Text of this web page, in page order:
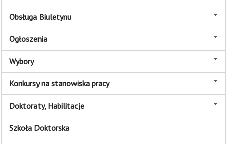
Obsługa Biuletynu
Ogłoszenia
Wybory
Konkursy na stanowiska pracy
Doktoraty, Habilitacje
Szkoła Doktorska